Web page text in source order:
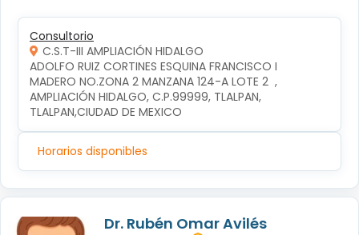
Consultorio
C.S.T-III AMPLIACIÓN HIDALGO
ADOLFO RUIZ CORTINES ESQUINA FRANCISCO I
MADERO NO.ZONA 2 MANZANA 124-A LOTE 2  ,
AMPLIACIÓN HIDALGO, C.P.99999, TLALPAN,
TLALPAN,CIUDAD DE MEXICO
Horarios disponibles
Dr. Rubén Omar Avilés